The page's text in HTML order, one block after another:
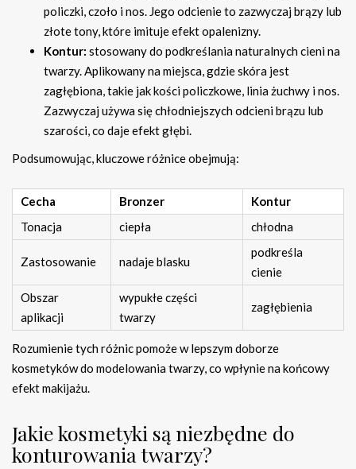
policzki, czoło i nos. Jego odcienie to zazwyczaj brązy lub
złote tony, które imituje efekt opalenizny.
Kontur: stosowany do podkreślania naturalnych cieni na
twarzy. Aplikowany na miejsca, gdzie skóra jest
zagłębiona, takie jak kości policzkowe, linia żuchwy i nos.
Zazwyczaj używa się chłodniejszych odcieni brązu lub
szarości, co daje efekt głębi.
Podsumowując, kluczowe różnice obejmują:
Cecha Bronzer
Kontur
Tonacja
ciepła chłodna
Zastosowanie nadaje blasku
podkreśla
cienie
Obszar
aplikacji
wypukłe części
twarzy
zagłębienia
Rozumienie tych różnic pomoże w lepszym doborze
kosmetyków do modelowania twarzy, co wpłynie na końcowy
efekt makijażu.
Jakie kosmetyki są niezbędne do
konturowania twarzy?